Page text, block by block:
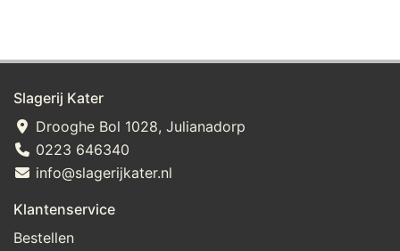
Slagerij Kater
Drooghe Bol 1028, Julianadorp
0223 646340
info@slagerijkater.nl
Klantenservice
Bestellen